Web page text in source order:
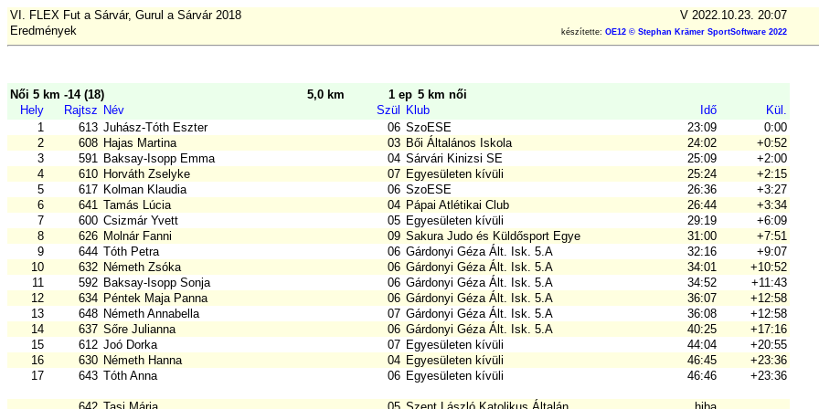
VI. FLEX Fut a Sárvár, Gurul a Sárvár 2018
V 2022.10.23. 20:07
Eredmények
készítette: OE12 © Stephan Krämer SportSoftware 2022
Női 5 km -14 (18) 5,0 km 1 ep 5 km női
Hely
Rajtsz Név Szül Klub Idő
Kül.
1
613 Juhász-Tóth Eszter 06 SzoESE 23:09
0:00
2
608 Hajas Martina 03 Bői Általános Iskola 24:02
+0:52
3
591 Baksay-Isopp Emma 04 Sárvári Kinizsi SE 25:09
+2:00
4
610 Horváth Zselyke 07 Egyesületen kívüli 25:24
+2:15
5
617 Kolman Klaudia 06 SzoESE 26:36
+3:27
6
641 Tamás Lúcia 04 Pápai Atlétikai Club 26:44
+3:34
7
600 Csizmár Yvett 05 Egyesületen kívüli 29:19
+6:09
8
626 Molnár Fanni 09 Sakura Judo és Küldősport Egye 31:00
+7:51
9
644 Tóth Petra 06 Gárdonyi Géza Ált. Isk. 5.A 32:16
+9:07
10
632 Németh Zsóka 06 Gárdonyi Géza Ált. Isk. 5.A 34:01
+10:52
11
592 Baksay-Isopp Sonja 06 Gárdonyi Géza Ált. Isk. 5.A 34:52
+11:43
12
634 Péntek Maja Panna 06 Gárdonyi Géza Ált. Isk. 5.A 36:07
+12:58
13
648 Németh Annabella 07 Gárdonyi Géza Ált. Isk. 5.A 36:08
+12:58
14
637 Sőre Julianna 06 Gárdonyi Géza Ált. Isk. 5.A 40:25
+17:16
15
612 Joó Dorka 07 Egyesületen kívüli 44:04
+20:55
16
630 Németh Hanna 04 Egyesületen kívüli 46:45
+23:36
17
643 Tóth Anna 06 Egyesületen kívüli 46:46 +23:36